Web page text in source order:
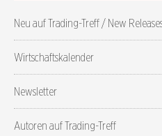
Neu auf Trading-Treff / New
Wirtschaftskalender
Newsletter
Autoren auf Trading-Treff